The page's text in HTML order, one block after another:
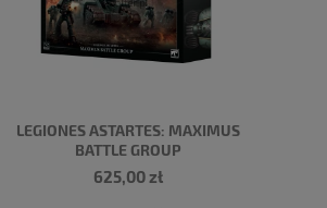
LEGIONES ASTARTES: MAXIMUS
BATTLE GROUP
625,00 zł